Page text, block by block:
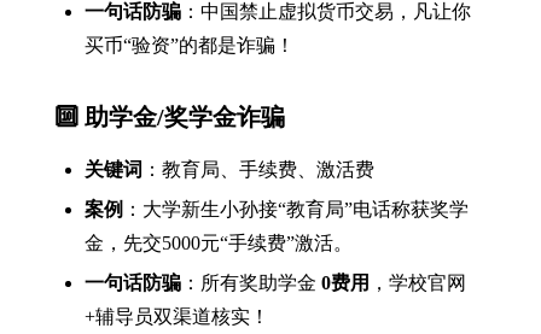
一句话防骗 ：中国禁止虚拟货币交易，凡让你
买币“验资”的都是诈骗！
🔟 助学金/奖学金诈骗
关键词 ：教育局、手续费、激活费
案例 ：大学新生小孙接“教育局”电话称获奖学
金，先交5000元“手续费”激活。
一句话防骗 ：所有奖助学金 0费用 ，学校官网
+辅导员双渠道核实！